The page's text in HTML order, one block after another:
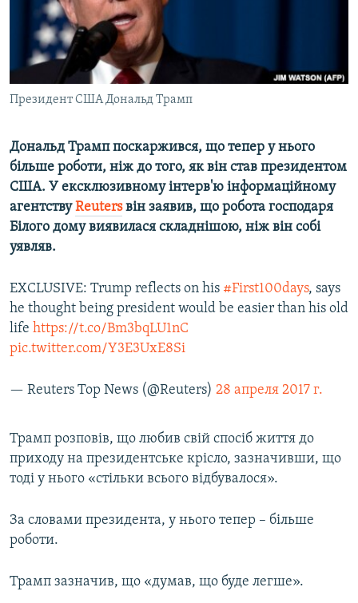
ВІДЕОУРОКИ «ELIFBE»
СВІДЧЕННЯ ОКУПАЦІЇ
УКРАЇНСЬКА ПРОБЛЕМА КРИМУ
ІНФОГРАФІКА
Русский
Qırımtatar
ДОЛУЧАЙСЯ!
Усі сайти RFE/RL
Президент США Дональд Трамп
Дональд Трамп поскаржився, що тепер у нього
більше роботи, ніж до того, як він став президентом
США. У ексклюзивному інтерв'ю інформаційному
агентствуReutersвін заявив, що робота господаря
Білого дому виявилася складнішою, ніж він собі
уявляв.
EXCLUSIVE: Trump reflects on his #First100days, says
he thought being president would be easier than his old
life https://t.co/Bm3bqLU1nC
pic.twitter.com/Y3E3UxE8Si
— Reuters Top News (@Reuters) 28 апреля 2017 г.
Трамп розповів, що любив свій спосіб життя до
приходу на президентське крісло, зазначивши, що
тоді у нього «стільки всього відбувалося».
За словами президента, у нього тепер – більше
роботи.
Трамп зазначив, що «думав, що буде легше».